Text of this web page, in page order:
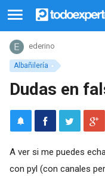
Albañilería
ederino
Dudas en
A ver si me puedes
con pyl (con canales